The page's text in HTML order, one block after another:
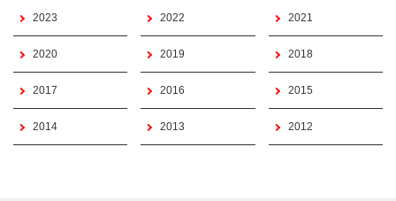
2023 2022 2021
2020 2019 2018
2017 2016 2015
2014 2013 2012